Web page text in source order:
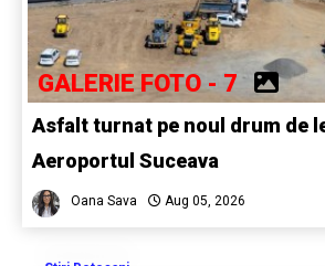
GALERIE FOTO - 7
Asfalt turnat pe noul drum de
Aeroportul Suceava
Oana Sava Aug 05, 2026